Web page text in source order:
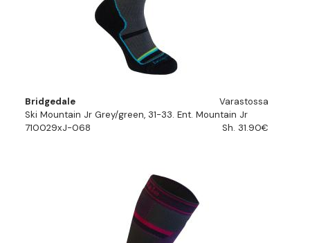
Bridgedale
Varastossa
Ski Mountain Jr Grey/green, 31-33. Ent. Mountain Jr
710029xJ-068
Sh. 31.90€